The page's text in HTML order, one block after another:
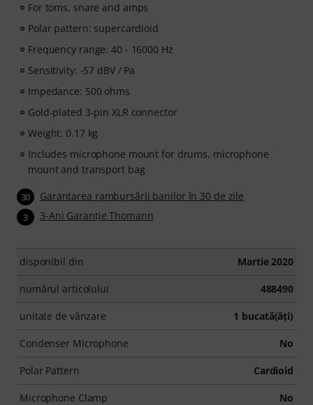
For toms, snare and amps
Polar pattern: supercardioid
Frequency range: 40 - 16000 Hz
Sensitivity: -57 dBV / Pa
Impedance: 500 ohms
Gold-plated 3-pin XLR connector
Weight: 0.17 kg
Includes microphone mount for drums, microphone
mount and transport bag
30 Garantarea rambursării banilor în 30 de zile
3 3-Ani Garanţie Thomann
disponibil din Martie 2020
numărul articolului 488490
unitate de vânzare 1 bucată(ăţi)
Condenser Microphone No
Polar Pattern Cardioid
Microphone Clamp No